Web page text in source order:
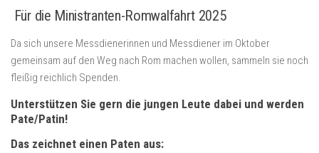
Für die Ministranten-Romwalfahrt 2025
Da sich unsere Messdienerinnen und Messdiener im Oktober
gemeinsam auf den Weg nach Rom machen wollen, sammeln sie noch
fleißig reichlich Spenden.
Unterstützen Sie gern die jungen Leute dabei und werden
Pate/Patin!
Das zeichnet einen Paten aus: